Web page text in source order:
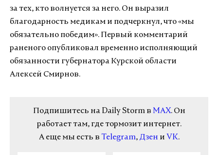
за тех, кто волнуется за него. Он выразил
благодарность медикам и подчеркнул, что «мы
обязательно победим». Первый комментарий
раненого опубликовал временно исполняющий
обязанности губернатора Курской области
Алексей Смирнов.
Подпишитесь на Daily Storm в MAX. Он
работает там, где тормозит интернет.
А еще мы есть в Telegram, Дзен и VK.